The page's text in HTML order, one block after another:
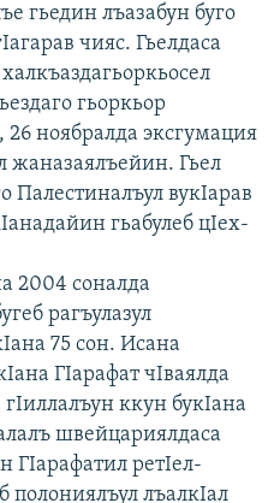
гьедин лъазабун буго
чияс. Гьелдаса
гьоркьор
26 ноябралда эксгумация
жаназаялъейин. Гьел
Палестиналъул вукIарав
гьабулеб цIех-
2004 соналда
рагъулазул
75 сон. Исана
ГIарафат чIваялда
ккун букIана
швейцариялдаса
ГIарафатил ретIел-
полониялъул лъалкIал